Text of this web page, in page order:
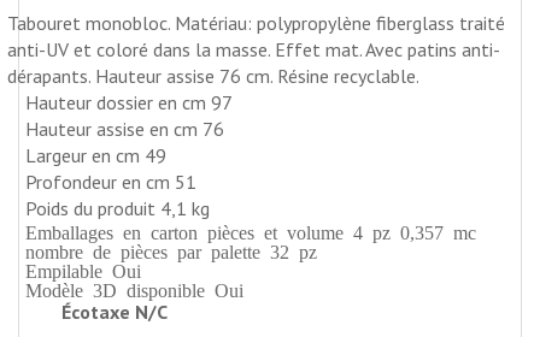
Tabouret monobloc. Matériau: polypropylène fiberglass traité
anti-UV et coloré dans la masse. Effet mat. Avec patins anti-
dérapants. Hauteur assise 76 cm. Résine recyclable.
Hauteur dossier en cm 97
Hauteur assise en cm 76
Largeur en cm 49
Profondeur en cm 51
Poids du produit 4,1 kg
Emballages en carton pièces et volume 4 pz 0,357 mc
nombre de pièces par palette 32 pz
Empilable Oui
Modèle 3D disponible Oui
Écotaxe N/C